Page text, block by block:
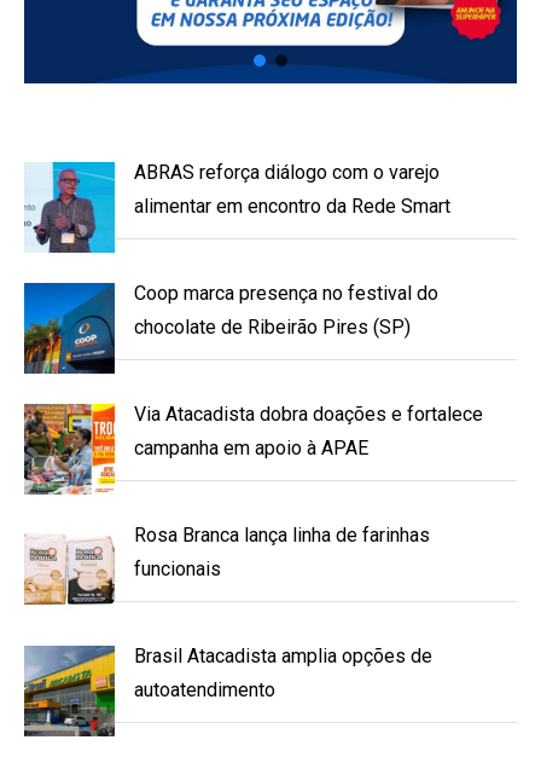
ABRAS reforça diálogo com o varejo
alimentar em encontro da Rede Smart
Coop marca presença no festival do
chocolate de Ribeirão Pires (SP)
Via Atacadista dobra doações e fortalece
campanha em apoio à APAE
Rosa Branca lança linha de farinhas
funcionais
Brasil Atacadista amplia opções de
autoatendimento